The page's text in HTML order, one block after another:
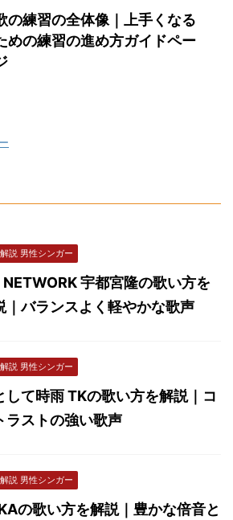
の練習の全体像｜上手くなる
めの練習の進め方ガイドペー
説 男性シンガー
宇都宮隆の歌い方を
｜バランスよく軽やかな歌声
説 男性シンガー
して時雨 TKの歌い方を解説｜コ
ラストの強い歌声
説 男性シンガー
の歌い方を解説｜豊かな倍音と